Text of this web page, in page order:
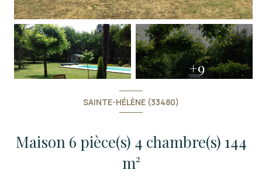
+9
SAINTE-HÉLÈNE (33480)
Maison 6 pièce(s) 4 chambre(s) 144
m²